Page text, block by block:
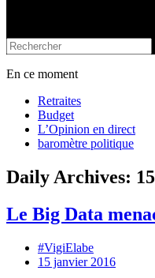
En ce moment
Retraites
Budget
L’Opinion en direct
baromètre politique
Daily Archives:
Le Big Data
#VigiElabe
15 janvier 2016